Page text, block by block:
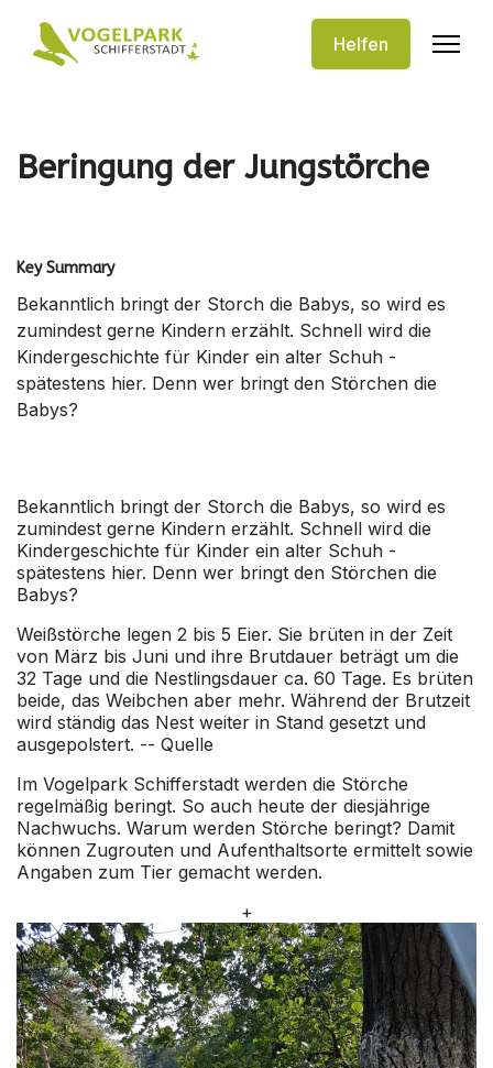
Helfen
Beringung der Jungstörche
Key Summary
Bekanntlich bringt der Storch die Babys, so wird es
zumindest gerne Kindern erzählt. Schnell wird die
Kindergeschichte für Kinder ein alter Schuh -
spätestens hier. Denn wer bringt den Störchen die
Babys?
Bekanntlich bringt der Storch die Babys, so wird es
zumindest gerne Kindern erzählt. Schnell wird die
Kindergeschichte für Kinder ein alter Schuh -
spätestens hier. Denn wer bringt den Störchen die
Babys?
Weißstörche legen 2 bis 5 Eier. Sie brüten in der Zeit
von März bis Juni und ihre Brutdauer beträgt um die
32 Tage und die Nestlingsdauer ca. 60 Tage. Es brüten
beide, das Weibchen aber mehr. Während der Brutzeit
wird ständig das Nest weiter in Stand gesetzt und
ausgepolstert. -- Quelle
Im Vogelpark Schifferstadt werden die Störche
regelmäßig beringt. So auch heute der diesjährige
Nachwuchs. Warum werden Störche beringt? Damit
können Zugrouten und Aufenthaltsorte ermittelt sowie
Angaben zum Tier gemacht werden.
+